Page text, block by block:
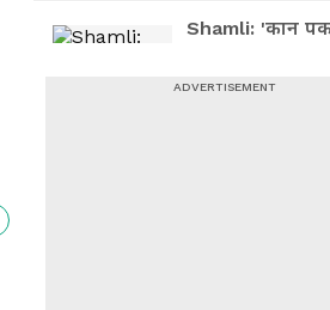
Shamli: 'कान
कांवड़ यात्रा पर